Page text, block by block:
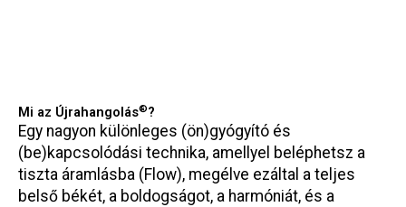
Mi az Újrahangolás®?
Egy nagyon különleges (ön)gyógyító és
(be)kapcsolódási technika, amellyel beléphetsz a
tiszta áramlásba (Flow), megélve ezáltal a teljes
belső békét, a boldogságot, a harmóniát, és a